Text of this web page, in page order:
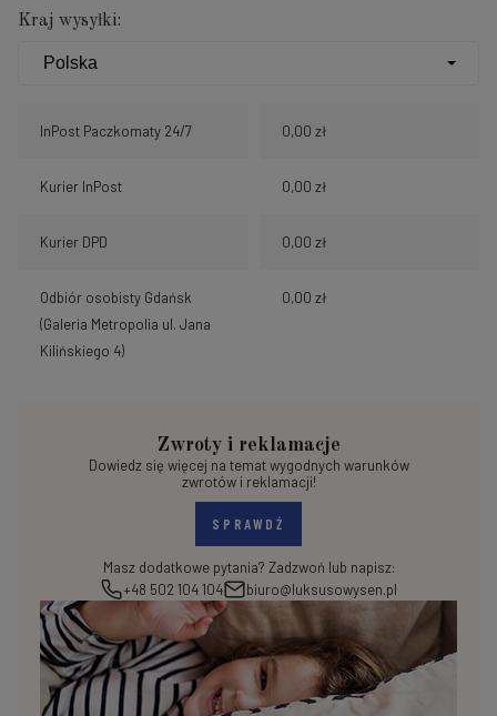
Kraj wysyłki:
InPost Paczkomaty 24/7 0,00 zł
Kurier InPost 0,00 zł
Kurier DPD 0,00 zł
Odbiór osobisty Gdańsk
(Galeria Metropolia ul. Jana
Kilińskiego 4)
0,00 zł
Zwroty i reklamacje
Dowiedz się więcej na temat wygodnych warunków
zwrotów i reklamacji!
SPRAWDŹ
Masz dodatkowe pytania? Zadzwoń lub napisz:
+48 502 104 104
biuro@luksusowysen.pl